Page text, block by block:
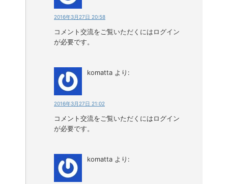
2016年3月27日 20:58
コメント交流をご覧いただくにはログイン
が必要です。
komatta より:
2016年3月27日 21:02
コメント交流をご覧いただくにはログイン
が必要です。
komatta より: